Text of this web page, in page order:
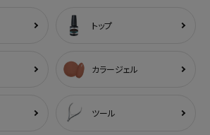
トップ
カラージェル
ツール